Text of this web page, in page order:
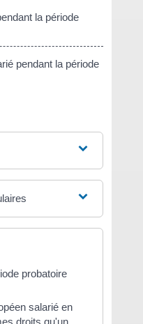
la période
pendant la période
probatoire
salarié en
droits qu'un